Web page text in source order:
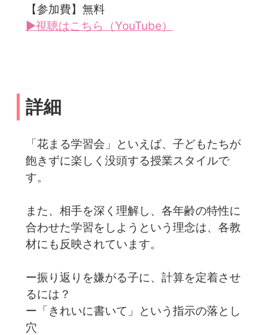
【参加費】無料
▶視聴はこちら（YouTube）
詳細
「花まる学習会」といえば、子どもたちが
飽きずに楽しく没頭する授業スタイルで
す。
また、相手を深く理解し、各年齢の特性に
合わせた学習をしようという理念は、各教
材にも反映されています。
ー振り返りを嫌がる子に、計算を定着させ
るには？
ー「きれいに書いて」という指示の落とし
穴